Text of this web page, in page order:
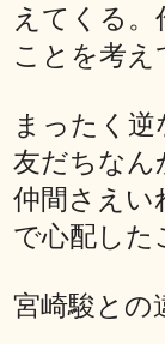
えてくる
ことを考え
まったく
友だちなん
仲間さえい
で心配した
宮崎駿との